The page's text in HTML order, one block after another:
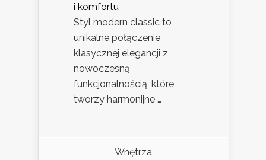
i komfortu
Styl modern classic to
unikalne połączenie
klasycznej elegancji z
nowoczesną
funkcjonalnością, które
tworzy harmonijne …
Wnętrza